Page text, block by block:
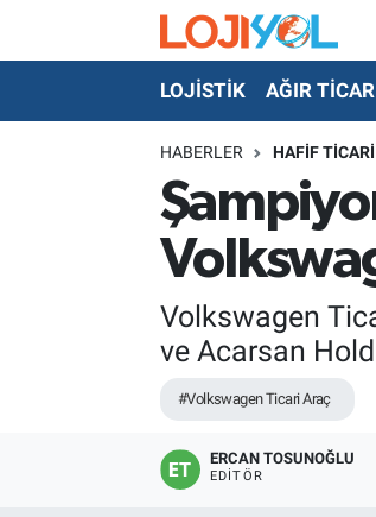
LOJİSTİK AĞIR
HABERLER HAFİF TİCARİ
Volkswagen
ve Acarsan
#Volkswagen Ticari Araç
ERCAN TOSUNOĞLU
EDITÖR
OTO-TEST